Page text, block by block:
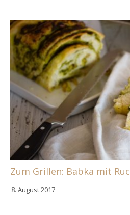
Zum Grillen: Babka mit
8. August 2017